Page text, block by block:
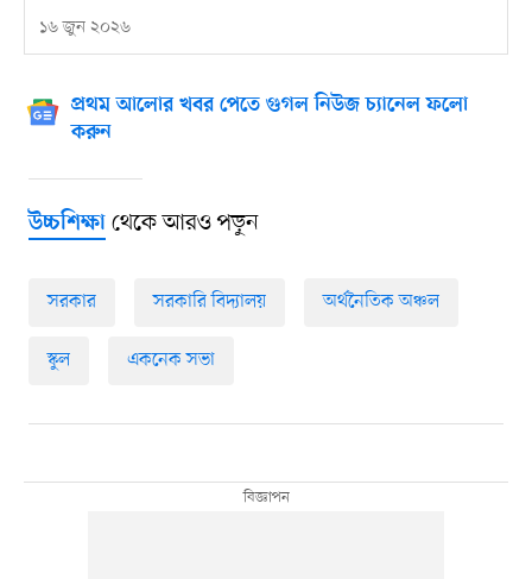
১৬ জুন ২০২৬
প্রথম আলোর খবর পেতে গুগল নিউজ চ্যানেল ফলো
করুন
উচ্চশিক্ষাথেকে আরও পড়ুন
সরকার সরকারি বিদ্যালয় অর্থনৈতিক অঞ্চল
স্কুল একনেক সভা